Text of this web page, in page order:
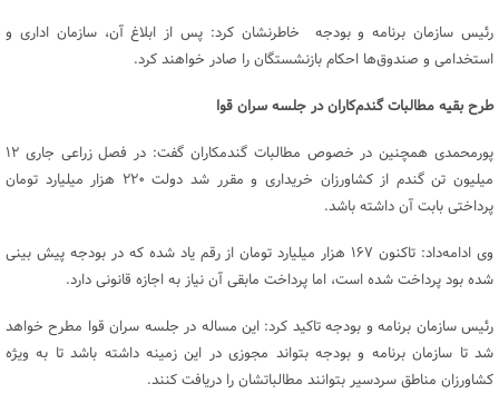
رئیس سازمان برنامه و بودجه خاطرنشان کرد: پس از ابلاغ آن، سازمان اداری و
استخدامی و صندوق‌ها احکام بازنشستگان را صادر خواهند کرد.
طرح بقیه مطالبات گندم‌کاران در جلسه سران قوا
پورمحمدی همچنین در خصوص مطالبات گندمکاران گفت: در فصل زراعی جاری ۱۲
میلیون تن گندم از کشاورزان خریداری و مقرر شد دولت ۲۲۰ هزار میلیارد تومان
پرداختی بابت آن داشته باشد.
وی ادامه‌داد: تاکنون ۱۶۷ هزار میلیارد تومان از رقم یاد شده که در بودجه پیش بینی
شده بود پرداخت شده است، اما پرداخت مابقی آن نیاز به اجازه قانونی دارد.
رئیس سازمان برنامه و بودجه تاکید کرد: این مساله در جلسه سران قوا مطرح خواهد
شد تا سازمان برنامه و بودجه بتواند مجوزی در این زمینه داشته باشد تا به ویژه
کشاورزان مناطق سردسیر بتوانند مطالباتشان را دریافت کنند.